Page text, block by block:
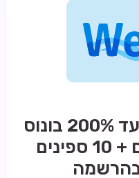
חבילת קבלת פנים: עד 200% בונוס
+ 100 ספינים חינם + 10 ספינים